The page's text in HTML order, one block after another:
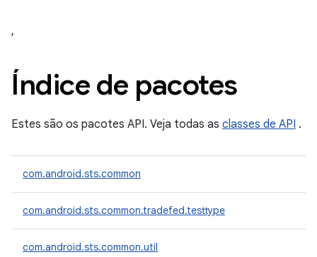
,
Índice de pacotes
Estes são os pacotes API. Veja todas as classes de API .
com.android.sts.common
com.android.sts.common.tradefed.testtype
com.android.sts.common.util